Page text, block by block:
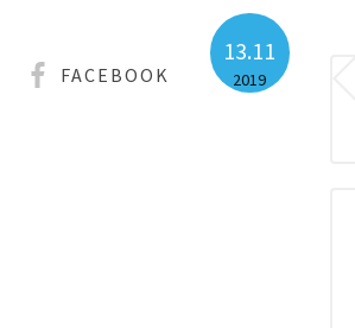
FACEBOOK
13.11
2019